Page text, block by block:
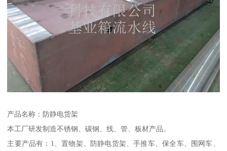
产品名称：防静电货架
本工厂研发制造不锈钢、碳钢、线、管、板材产品。
主要产品有：1、置物架、防静电货架、手推车、保全车、围网车、